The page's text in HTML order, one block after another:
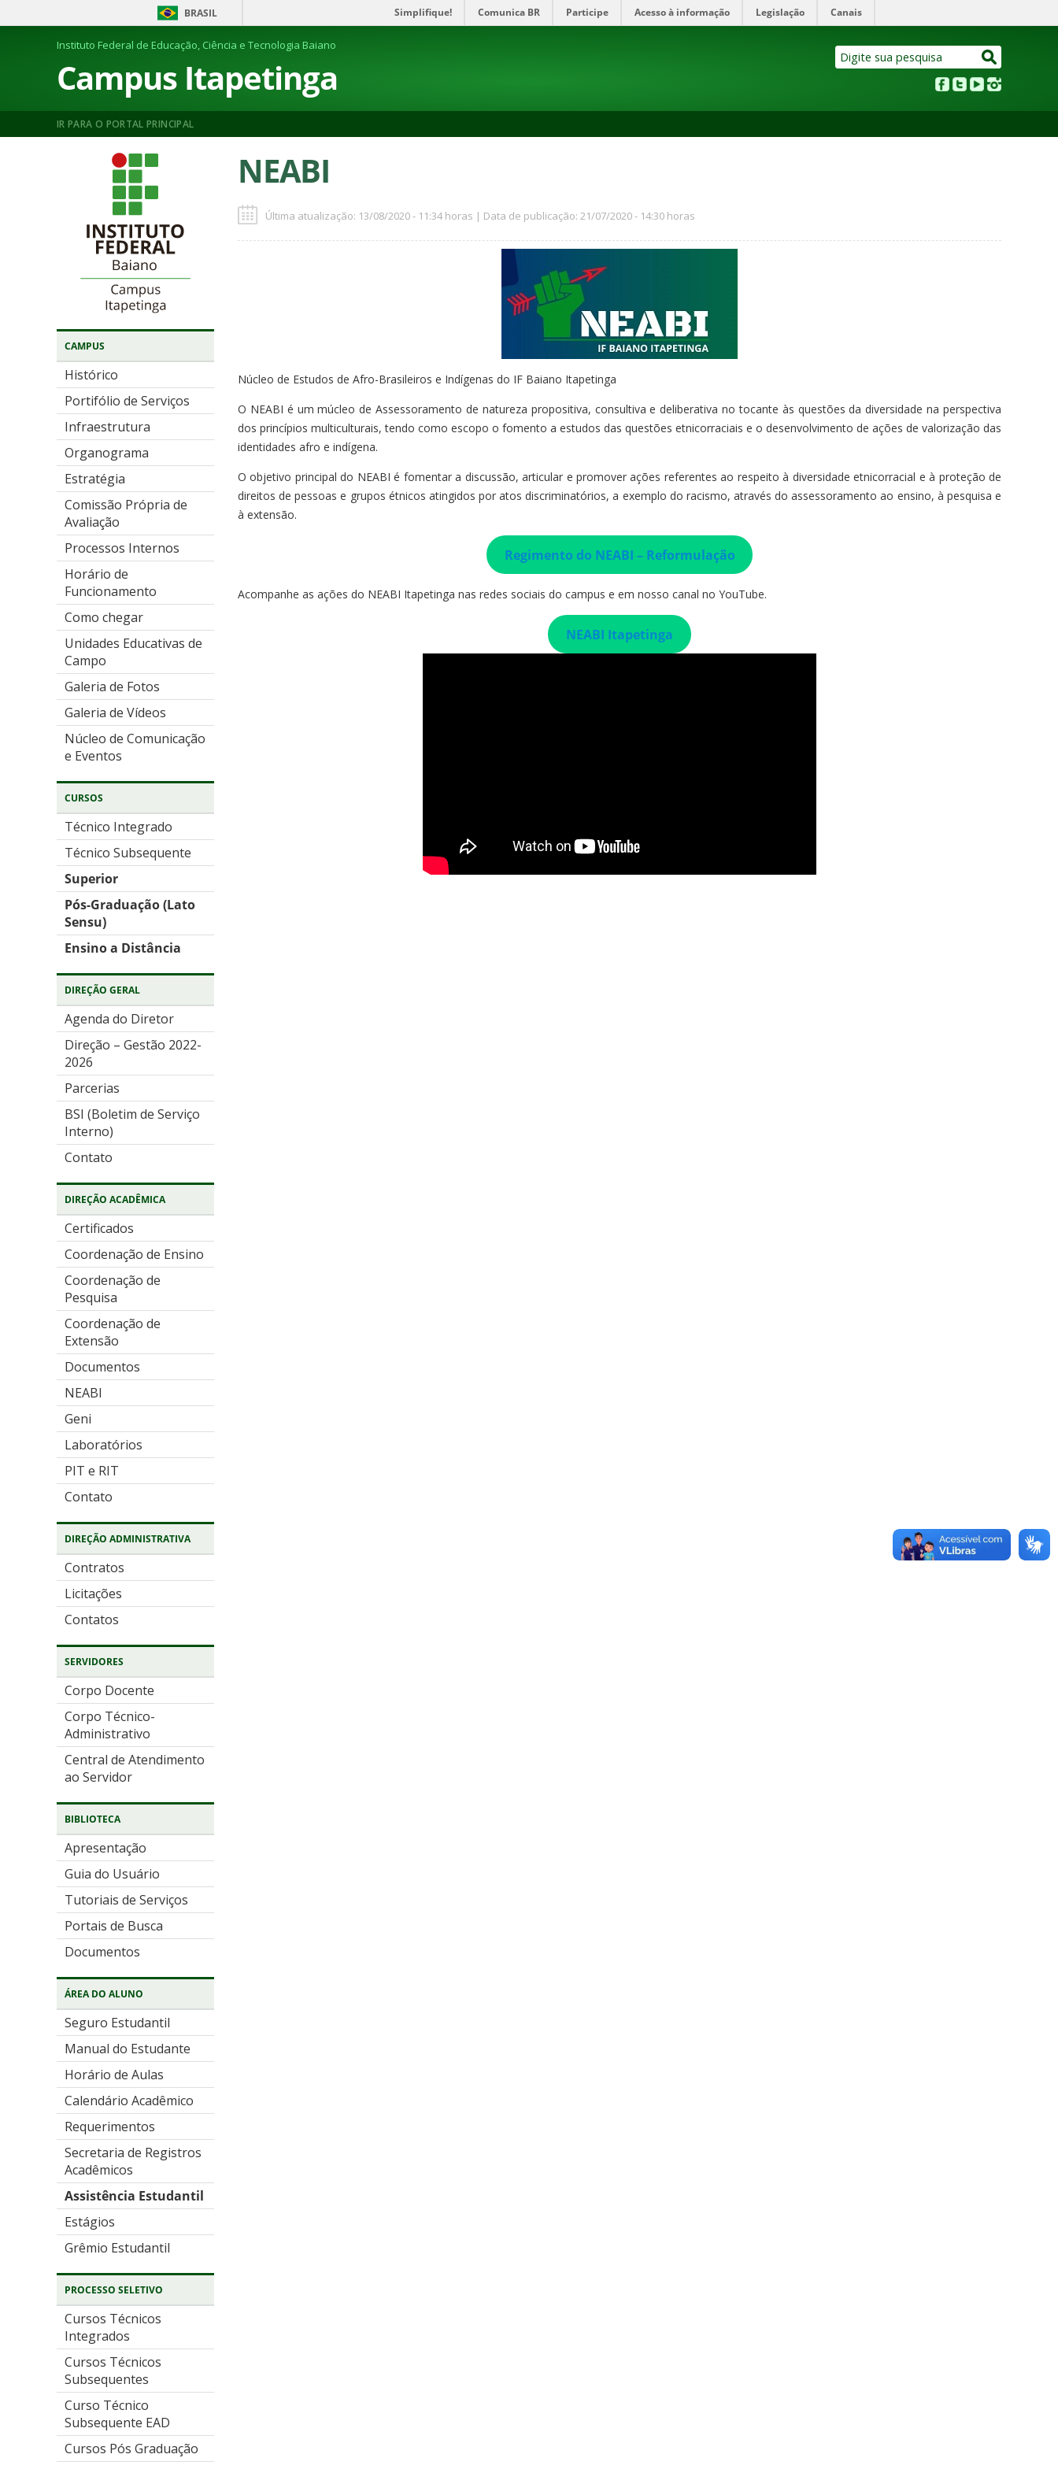
BRASIL Simplifique! Comunica BR Participe Acesso à informação Legislação Canais
Instituto Federal de Educação, Ciência e Tecnologia Baiano
Campus Itapetinga
IR PARA O PORTAL PRINCIPAL
CAMPUS
Histórico
Portifólio de Serviços
Infraestrutura
Organograma
Estratégia
Comissão Própria de
Avaliação
Processos Internos
Horário de
Funcionamento
Como chegar
Unidades Educativas de
Campo
Galeria de Fotos
Galeria de Vídeos
Núcleo de Comunicação
e Eventos
CURSOS
Técnico Integrado
Técnico Subsequente
Superior
Pós-Graduação (Lato
Sensu)
Ensino a Distância
DIREÇÃO GERAL
Agenda do Diretor
Direção – Gestão 2022-
2026
Parcerias
BSI (Boletim de Serviço
Interno)
Contato
DIREÇÃO ACADÊMICA
Certificados
Coordenação de Ensino
Coordenação de
Pesquisa
Coordenação de
Extensão
Documentos
NEABI
Geni
Laboratórios
PIT e RIT
Contato
DIREÇÃO ADMINISTRATIVA
Contratos
Licitações
Contatos
SERVIDORES
Corpo Docente
Corpo Técnico-
Administrativo
Central de Atendimento
ao Servidor
BIBLIOTECA
Apresentação
Guia do Usuário
Tutoriais de Serviços
Portais de Busca
Documentos
ÁREA DO ALUNO
Seguro Estudantil
Manual do Estudante
Horário de Aulas
Calendário Acadêmico
Requerimentos
Secretaria de Registros
Acadêmicos
Assistência Estudantil
Estágios
Grêmio Estudantil
PROCESSO SELETIVO
Cursos Técnicos
Integrados
Cursos Técnicos
Subsequentes
Curso Técnico
Subsequente EAD
Cursos Pós Graduação
NEABI
Última atualização: 13/08/2020 - 11:34 horas | Data de publicação: 21/07/2020 - 14:30 horas
Núcleo de Estudos de Afro-Brasileiros e Indígenas do IF Baiano Itapetinga
O NEABI é um múcleo de Assessoramento de natureza propositiva, consultiva e deliberativa no tocante às questões da diversidade na perspectiva
dos princípios multiculturais, tendo como escopo o fomento a estudos das questões etnicorraciais e o desenvolvimento de ações de valorização das
identidades afro e indígena.
O objetivo principal do NEABI é fomentar a discussão, articular e promover ações referentes ao respeito à diversidade etnicorracial e à proteção de
direitos de pessoas e grupos étnicos atingidos por atos discriminatórios, a exemplo do racismo, através do assessoramento ao ensino, à pesquisa e
à extensão.
Regimento do NEABI – Reformulação
Acompanhe as ações do NEABI Itapetinga nas redes sociais do campus e em nosso canal no YouTube.
NEABI Itapetinga